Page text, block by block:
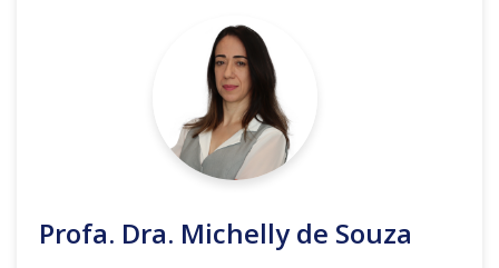
Profa. Dra. Michelly de Souza